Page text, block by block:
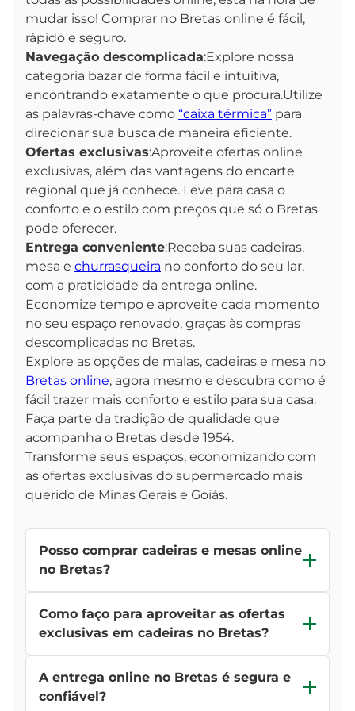
mudar isso! Comprar no Bretas online é fácil,
rápido e seguro.
Navegação descomplicada:Explore nossa
categoria bazar de forma fácil e intuitiva,
encontrando exatamente o que procura.Utilize
as palavras-chave como “caixa térmica” para
direcionar sua busca de maneira eficiente.
Ofertas exclusivas:Aproveite ofertas online
exclusivas, além das vantagens do encarte
regional que já conhece. Leve para casa o
conforto e o estilo com preços que só o Bretas
pode oferecer.
Entrega conveniente:Receba suas cadeiras,
mesa e churrasqueira no conforto do seu lar,
com a praticidade da entrega online.
Economize tempo e aproveite cada momento
no seu espaço renovado, graças às compras
descomplicadas no Bretas.
Explore as opções de malas, cadeiras e mesa no
Bretas online, agora mesmo e descubra como é
fácil trazer mais conforto e estilo para sua casa.
Faça parte da tradição de qualidade que
acompanha o Bretas desde 1954.
Transforme seus espaços, economizando com
as ofertas exclusivas do supermercado mais
querido de Minas Gerais e Goiás.
Posso comprar cadeiras e mesas online
no Bretas?
de comprar cadeiras e mesas online, permitindo
que você escolha os produtos que mais
Como faço para aproveitar as ofertas
exclusivas em cadeiras no Bretas?
imperdíveis de cadeiras, mesas, malas de viagens
que são divulgadas regularmente. Basta acessar a
A entrega online no Bretas é segura e
confiável?